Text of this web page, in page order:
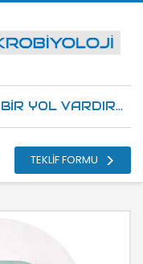
YOL VARDIR...
TEKLİF FORMU